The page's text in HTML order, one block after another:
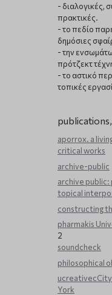
- διαλογικές,
πρακτικές.
- το πεδίο
δημόσιες
- την
πρότζεκτ
- το αστικό
τοπικές
aporrox. a
critical works
archive-public
archive
topical
constructing
pharmakis
2
soundcheck
philosophical
York